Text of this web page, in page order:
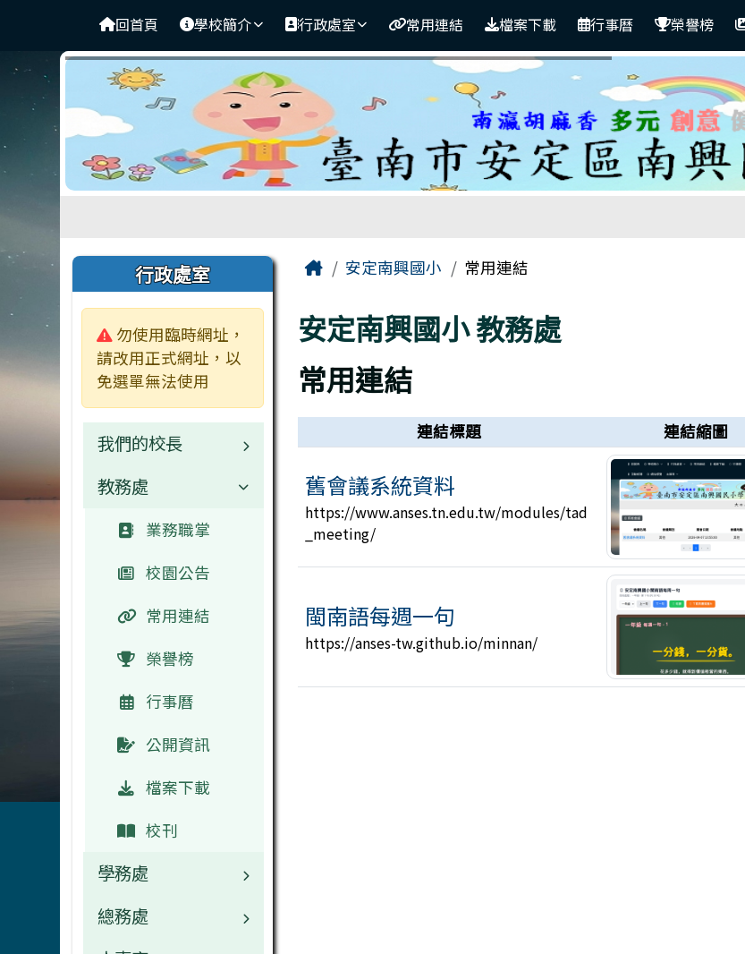
臺南市安定南興國小
回首頁 學校簡介 行政處室 常用連結 檔案下載 行事曆 榮譽榜
左邊區域內容
行政處室
警告:
勿使用臨時網址，
請改用正式網址，以
免選單無法使用
我們的校長
校長
檔案下載
教務處
業務職掌
校園公告
常用連結
榮譽榜
行事曆
公開資訊
檔案下載
校刊
學務處
業務職掌
總務處
主內容區域
Home安定南興國小 常用連結
安定南興國小教務處
常用連結
連結標題 連結縮圖
舊會議系統資料
https://www.anses.tn.edu.tw/modules/tad
_meeting/
閩南語每週一句
https://anses-tw.github.io/minnan/
頁尾區域